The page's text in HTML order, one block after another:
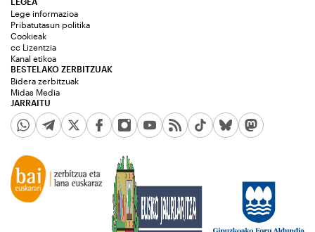
JARRAITU
Lege informazioa
Pribatutasun politika
Cookieak
cc Lizentzia
Kanal etikoa
BESTELAKO ZERBITZUAK
Bidera zerbitzuak
Midas Media